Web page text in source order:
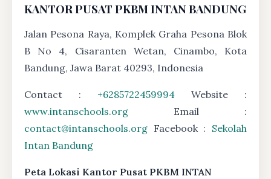
KANTOR PUSAT PKBM INTAN BANDUNG
Jalan Pesona Raya, Komplek Graha Pesona Blok
B No 4, Cisaranten Wetan, Cinambo, Kota
Bandung, Jawa Barat 40293, Indonesia
Contact : +6285722459994 Website :
www.intanschools.org Email :
contact@intanschools.org Facebook : Sekolah
Intan Bandung
Peta Lokasi Kantor Pusat PKBM INTAN